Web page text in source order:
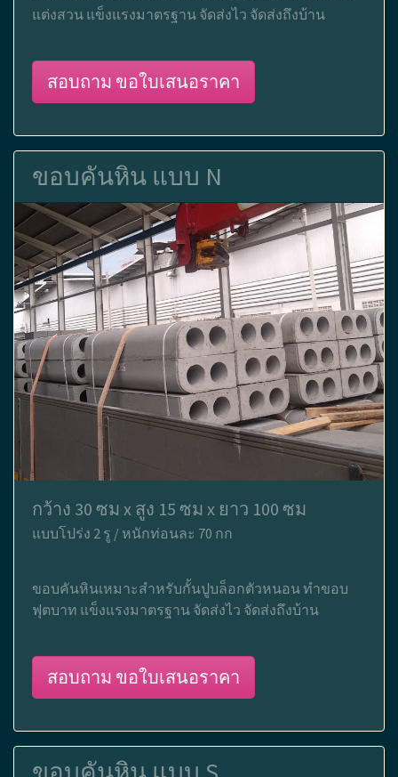
แต่งสวน แข็งแรงมาตรฐาน จัดส่งไว จัดส่งถึงบ้าน
สอบถาม ขอใบเสนอราคา
ขอบคันหิน แบบ N
กว้าง 30 ซม x สูง 15 ซม x ยาว 100 ซม
แบบโปร่ง 2 รู / หนักท่อนละ 70 กก
ขอบคันหินเหมาะสำหรับกั้นปูบล็อกตัวหนอน ทำขอบ
ฟุตบาท แข็งแรงมาตรฐาน จัดส่งไว จัดส่งถึงบ้าน
สอบถาม ขอใบเสนอราคา